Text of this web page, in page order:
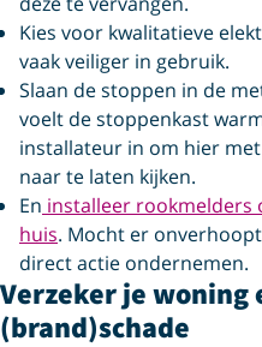
Kies voor kwalitatieve
vaak veiliger in gebruik.
Slaan de stoppen in de
voelt de stoppenkast
installateur in om hier
naar te laten kijken.
En installeer rookmelders
huis. Mocht er
direct actie ondernemen.
Verzeker je woning
(brand)schade